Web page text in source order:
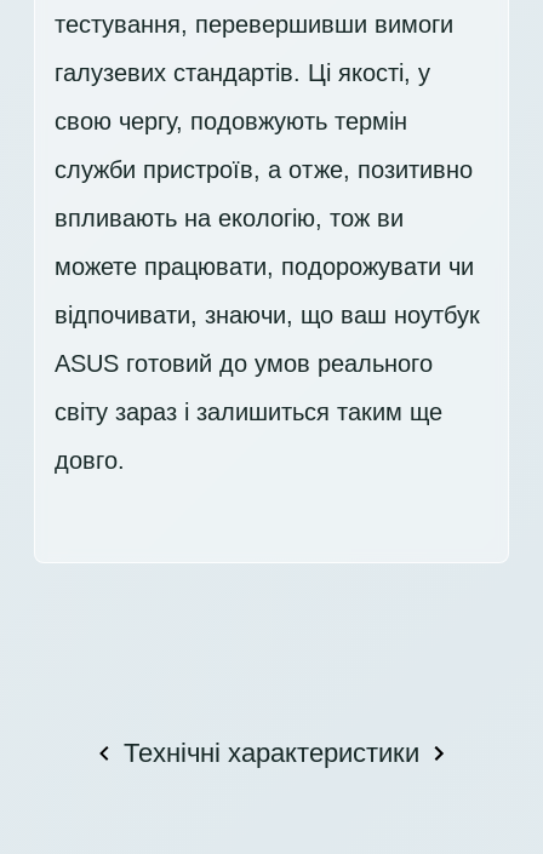
тестування, перевершивши вимоги
галузевих стандартів. Ці якості, у
свою чергу, подовжують термін
служби пристроїв, а отже, позитивно
впливають на екологію, тож ви
можете працювати, подорожувати чи
відпочивати, знаючи, що ваш ноутбук
ASUS готовий до умов реального
світу зараз і залишиться таким ще
довго.
Технічні характеристики